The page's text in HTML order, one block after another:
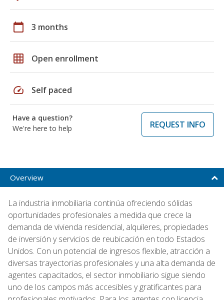
calendar_today 3 months
grid_on Open enrollment
speed Self paced
Have a question?
We're here to help
REQUEST INFO
Overview
La industria inmobiliaria continúa ofreciendo sólidas
oportunidades profesionales a medida que crece la
demanda de vivienda residencial, alquileres, propiedades
de inversión y servicios de reubicación en todo Estados
Unidos. Con un potencial de ingresos flexible, atracción a
diversas trayectorias profesionales y una alta demanda de
agentes capacitados, el sector inmobiliario sigue siendo
uno de los campos más accesibles y gratificantes para